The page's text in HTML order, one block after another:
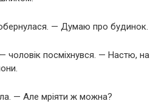
— Думаю про будинок.
чоловік посміхнувся. — Настю, на
— Але мріяти ж можна?